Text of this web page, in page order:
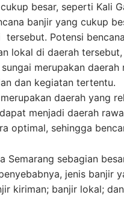
besar, seperti Kali
banjir yang cukup
Potensi
lokal di daerah
merupakan
dan kegiatan tertentu.
daerah yang
menjadi daerah
optimal, sehingga
Semarang sebagian
jenis banjir
kiriman; banjir lokal;